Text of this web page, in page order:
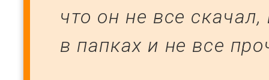
что он не все
в папках и не все